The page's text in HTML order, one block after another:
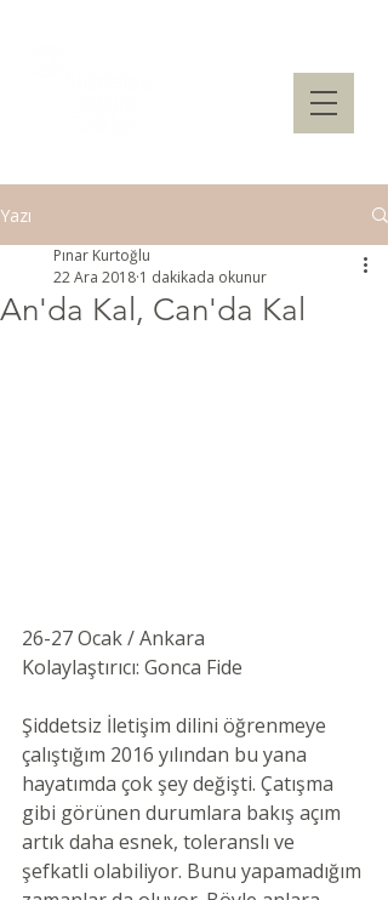
Yazı
An'da Kal, Can'da Kal
Pınar Kurtoğlu
22 Ara 2018 1 dakikada okunur
26-27 Ocak / Ankara
Kolaylaştırıcı: Gonca Fide
Şiddetsiz İletişim dilini öğrenmeye
çalıştığım 2016 yılından bu yana
hayatımda çok şey değişti. Çatışma
gibi görünen durumlara bakış açım
artık daha esnek, toleranslı ve
şefkatli olabiliyor. Bunu yapamadığım